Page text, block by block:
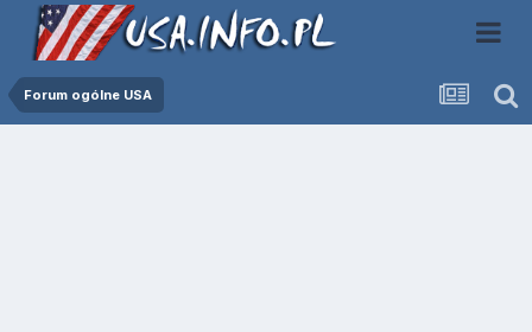
Forum ogólne USA